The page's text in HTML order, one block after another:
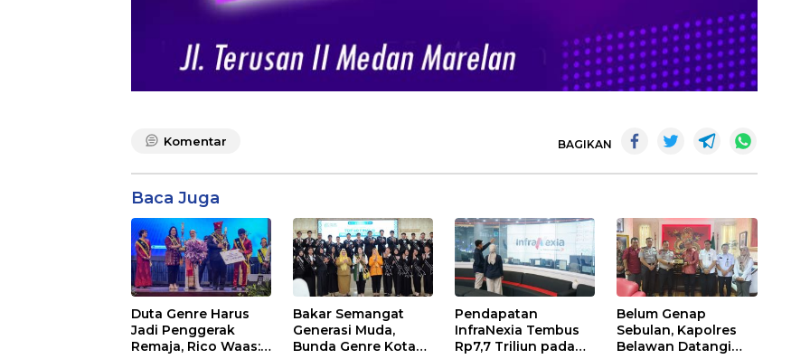
Komentar BAGIKAN
Baca Juga
Duta Genre Harus
Jadi Penggerak
Remaja, Rico Waas:
Bakar Semangat
Generasi Muda,
Bunda Genre Kota
Pendapatan
InfraNexia Tembus
Rp7,7 Triliun pada
Belum Genap
Sebulan, Kapolres
Belawan Datangi